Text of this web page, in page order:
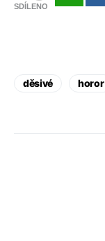
SDÍLENO
děsivé horor